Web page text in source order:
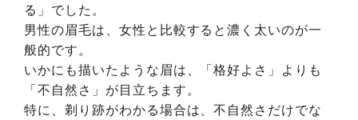
る」でした。
男性の眉毛は、女性と比較すると濃く太いのが一
般的です。
いかにも描いたような眉は、「格好よさ」よりも
「不自然さ」が目立ちます。
特に、剃り跡がわかる場合は、不自然さだけでな